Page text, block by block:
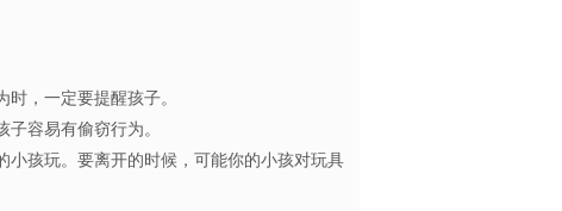
为时，一定要提醒孩子。
孩子容易有偷窃行为。
孩玩。要离开的时候，可能你的小孩对玩具